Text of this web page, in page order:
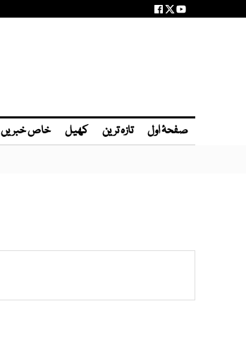
صفحۂ اول تازہ ترین کھیل خاص خبریں